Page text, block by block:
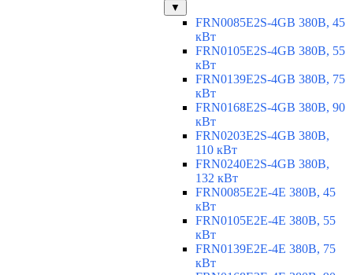
▼
FRN0085E2S-4GB 380В, 45
кВт
FRN0105E2S-4GB 380В, 55
кВт
FRN0139E2S-4GB 380В, 75
кВт
FRN0168E2S-4GB 380В, 90
кВт
FRN0203E2S-4GB 380В,
110 кВт
FRN0240E2S-4GB 380В,
132 кВт
FRN0085E2E-4E 380В, 45
кВт
FRN0105E2E-4E 380В, 55
кВт
FRN0139E2E-4E 380В, 75
кВт